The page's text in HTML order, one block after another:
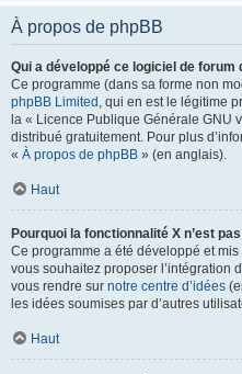
À propos de phpBB
Qui a développé ce logiciel de forum
Ce programme (dans sa forme non
phpBB Limited , qui en est le légitime
la « Licence Publique Générale GNU
distribué gratuitement. Pour plus
« À propos de phpBB » (en anglais).
Haut
Pourquoi la fonctionnalité X n’est
Ce programme a été développé et
vous souhaitez proposer l’intégration
vous rendre sur notre centre d’idées
les idées soumises par d’autres
Haut